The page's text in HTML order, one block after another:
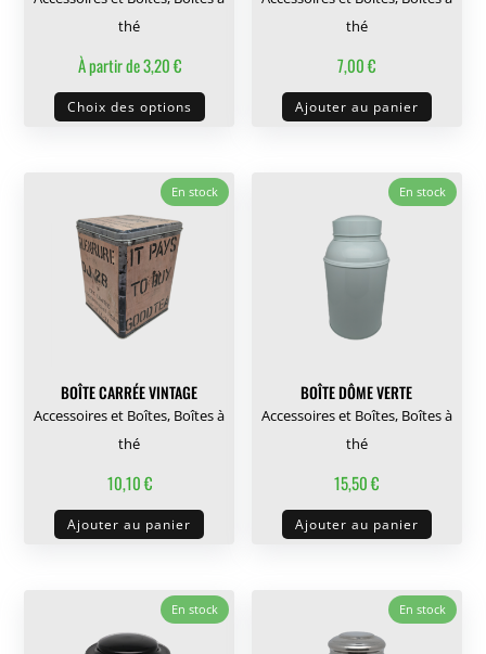
thé
À partir de3,20€
Choix des options
Ce
produit
plusieurs
variations.
thé
7,00€
Ajouter au panier
En stock
BOÎTE CARRÉE VINTAGE
Accessoires et Boîtes, Boîtes à
thé
10,10€
Ajouter au panier
En stock
BOÎTE DÔME VERTE
Accessoires et Boîtes, Boîtes à
thé
15,50€
Ajouter au panier
En stock En stock